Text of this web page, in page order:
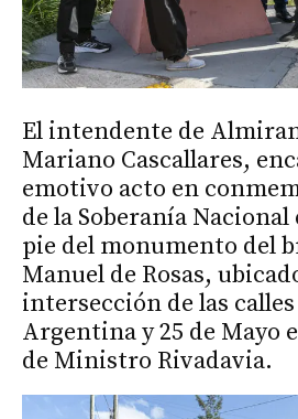
El intendente de
Mariano Cascallares,
emotivo acto en
de la Soberanía
pie del monumento del
Manuel de Rosas,
intersección de las
Argentina y 25 de Mayo
de Ministro Rivadavia.